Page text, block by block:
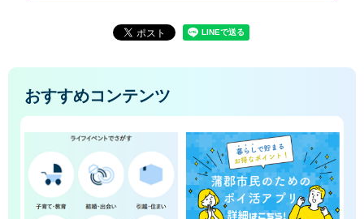
おすすめコンテンツ